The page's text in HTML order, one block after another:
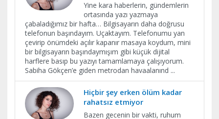
Yine kara haberlerin, gündemlerin
ortasında yazı yazmaya
çabaladığımız bir hafta… Bilgisayarın daha doğrusu
telefonun başındayım. Uçaktayım. Telefonumu yan
çevirip önümdeki açılır kapanır masaya koydum, mini
bir bilgisayarın başındaymışım gibi küçük dijital
harflere basıp bu yazıyı tamamlamaya çalışıyorum.
Sabiha Gökçen’e giden metrodan havaalanınd ...
Hiçbir şey erken ölüm kadar
rahatsız etmiyor
Bazen gecenin bir vakti, ruhum